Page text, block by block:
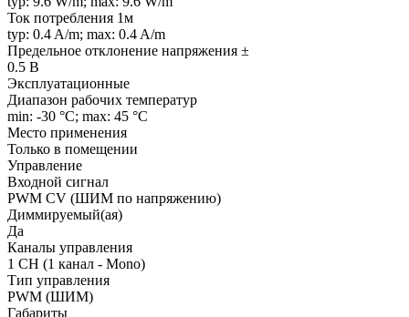
Ток потребления 1м
typ: 0.4 A/m; max: 0.4 A/m
Предельное отклонение напряжения ±
0.5 В
Эксплуатационные
Диапазон рабочих температур
min: -30 °C; max: 45 °C
Место применения
Только в помещении
Управление
Входной сигнал
PWM СV (ШИМ по напряжению)
Диммируемый(ая)
Да
Каналы управления
1 CH (1 канал - Mono)
Тип управления
PWM (ШИМ)
Габариты